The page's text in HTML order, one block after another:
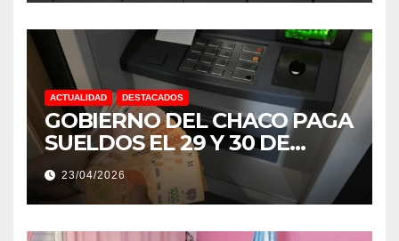
ACTUALIDAD DESTACADOS
GOBIERNO DEL CHACO PAGA
SUELDOS EL 29 Y 30 DE
ABRIL, CON EL 2% DE
AUMENTO
23/04/2026